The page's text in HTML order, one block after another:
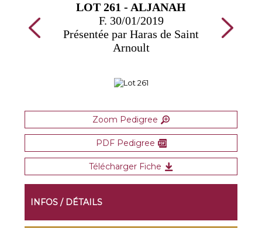
LOT 261 - ALJANAH
F. 30/01/2019
Présentée par Haras de Saint
Arnoult
Zoom Pedigree
PDF Pedigree
Télécharger Fiche
INFOS / DÉTAILS